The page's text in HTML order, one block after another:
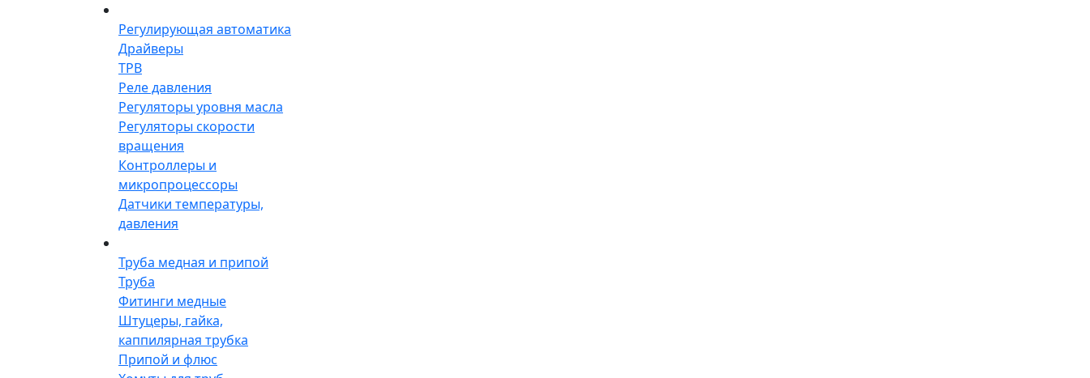
Регулирующая автоматика
Драйверы
ТРВ
Реле давления
Регуляторы уровня масла
Регуляторы скорости
вращения
Контроллеры и
микропроцессоры
Датчики температуры,
давления
Труба медная и припой
Труба
Фитинги медные
Штуцеры, гайка,
каппилярная трубка
Припой и флюс